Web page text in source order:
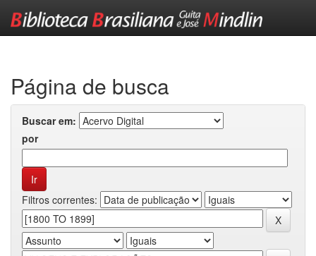
Página de busca
Buscar em:
por
Filtros correntes: